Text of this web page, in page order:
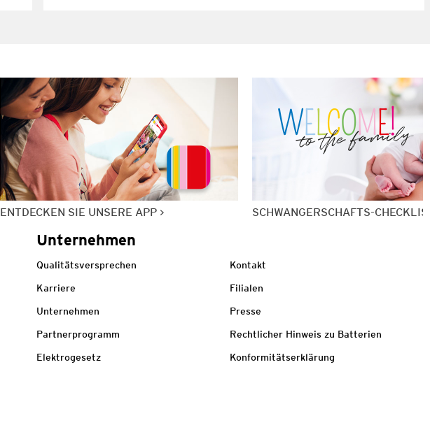
ENTDECKEN SIE UNSERE APP SCHWANGERSCHAFTS-
Unternehmen
Qualitätsversprechen Kontakt
Karriere Filialen
Unternehmen Presse
Partnerprogramm Rechtlicher Hinweis zu Batterien
Elektrogesetz Konformitätserklärung